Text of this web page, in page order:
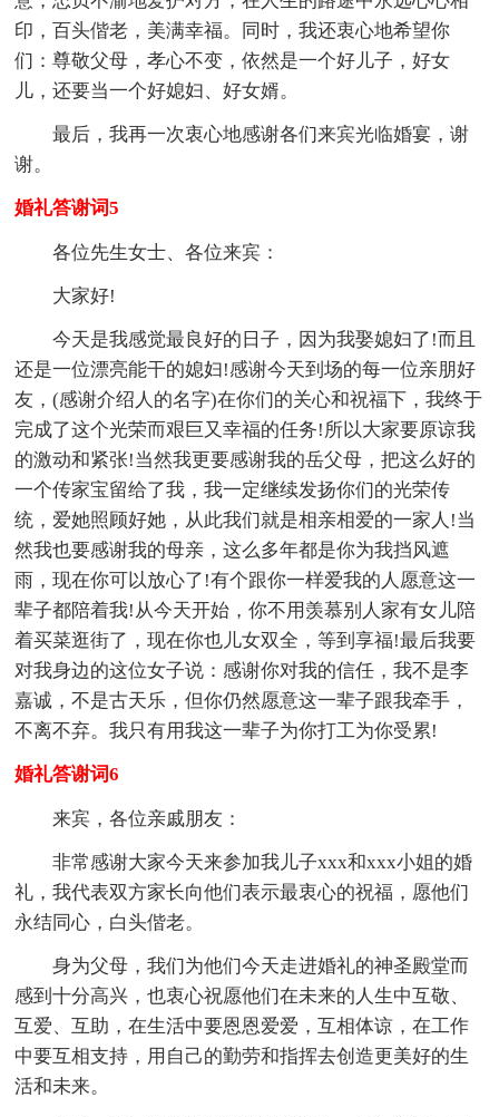
印，百头偕老，美满幸福。同时，我还衷心地希望你
们：尊敬父母，孝心不变，依然是一个好儿子，好女
儿，还要当一个好媳妇、好女婿。
最后，我再一次衷心地感谢各们来宾光临婚宴，谢
谢。
婚礼答谢词5
各位先生女士、各位来宾：
大家好!
今天是我感觉最良好的日子，因为我娶媳妇了!而且
还是一位漂亮能干的媳妇!感谢今天到场的每一位亲朋好
友，(感谢介绍人的名字)在你们的关心和祝福下，我终于
完成了这个光荣而艰巨又幸福的任务!所以大家要原谅我
的激动和紧张!当然我更要感谢我的岳父母，把这么好的
一个传家宝留给了我，我一定继续发扬你们的光荣传
统，爱她照顾好她，从此我们就是相亲相爱的一家人!当
然我也要感谢我的母亲，这么多年都是你为我挡风遮
雨，现在你可以放心了!有个跟你一样爱我的人愿意这一
辈子都陪着我!从今天开始，你不用羡慕别人家有女儿陪
着买菜逛街了，现在你也儿女双全，等到享福!最后我要
对我身边的这位女子说：感谢你对我的信任，我不是李
嘉诚，不是古天乐，但你仍然愿意这一辈子跟我牵手，
不离不弃。我只有用我这一辈子为你打工为你受累!
婚礼答谢词6
来宾，各位亲戚朋友：
非常感谢大家今天来参加我儿子xxx和xxx小姐的婚
礼，我代表双方家长向他们表示最衷心的祝福，愿他们
永结同心，白头偕老。
身为父母，我们为他们今天走进婚礼的神圣殿堂而
感到十分高兴，也衷心祝愿他们在未来的人生中互敬、
互爱、互助，在生活中要恩恩爱爱，互相体谅，在工作
中要互相支持，用自己的勤劳和指挥去创造更美好的生
活和未来。